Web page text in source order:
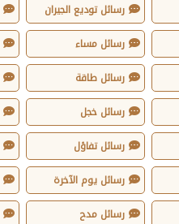
رسائل توديع الجيران
رسائل مساء
رسائل طاقة
رسائل خجل
رسائل تفاؤل
رسائل يوم الآخرة
رسائل مدح